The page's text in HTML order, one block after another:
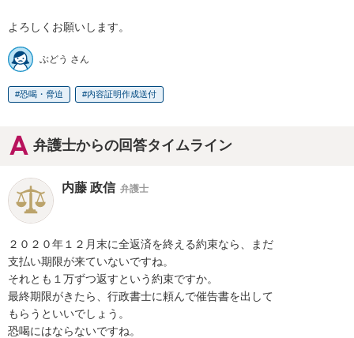
よろしくお願いします。
ぶどう さん
恐喝・脅迫 内容証明作成送付
弁護士からの回答タイムライン
内藤 政信 弁護士
２０２０年１２月末に全返済を終える約束なら、まだ
支払い期限が来ていないですね。
それとも１万ずつ返すという約束ですか。
最終期限がきたら、行政書士に頼んで催告書を出して
もらうといいでしょう。
恐喝にはならないですね。